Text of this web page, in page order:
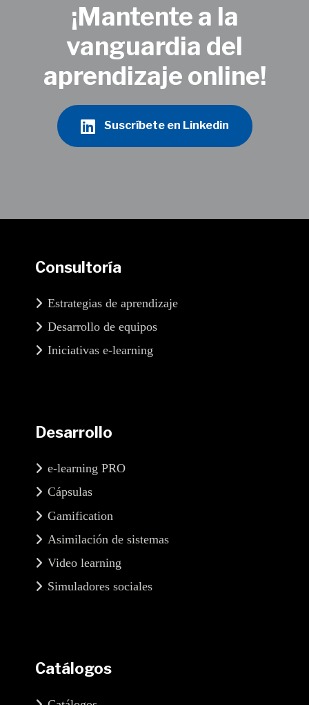
¡Mantente a la
vanguardia del
aprendizaje online!
Suscríbete en Linkedin
Catálogos
Desarrollo
e-learning PRO
Cápsulas
Gamification
Asimilación de sistemas
Video learning
Simuladores sociales
Consultoría
Estrategias de aprendizaje
Desarrollo de equipos
Iniciativas e-learning